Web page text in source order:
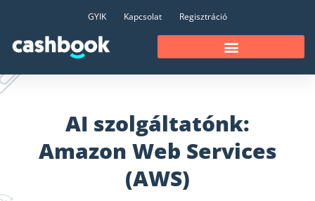
GYIK Kapcsolat Regisztráció
AI szolgáltatónk:
Amazon Web Services
(AWS)